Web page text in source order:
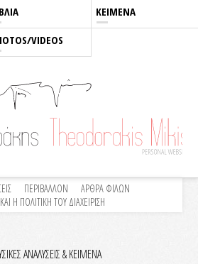
ΚΕΙΜΕΝΑ
VIDEOS
ΠΕΡΙΒΑΛΛΟΝ
ΑΡΘΡΑ ΦΙΛΩΝ
Η ΠΟΛΙΤΙΚΗ ΤΟΥ ΔΙΑΧΕΙΡΙΣΗ
ΑΝΑΛΥΣΕΙΣ & KEIMENA